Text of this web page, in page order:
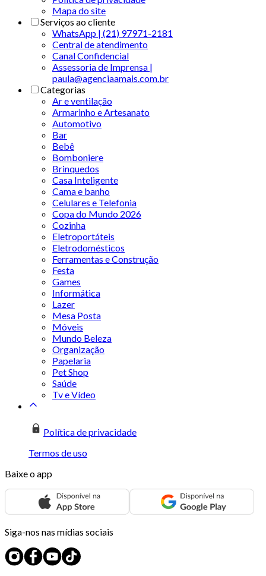
Mapa do site
Serviços ao cliente
WhatsApp | (21) 97971-2181
Central de atendimento
Canal Confidencial
Assessoria de Imprensa |
paula@agenciaamais.com.br
Categorias
Ar e ventilação
Armarinho e Artesanato
Automotivo
Bar
Bebê
Bomboniere
Brinquedos
Casa Inteligente
Cama e banho
Celulares e Telefonia
Copa do Mundo 2026
Cozinha
Eletroportáteis
Eletrodomésticos
Ferramentas e Construção
Festa
Games
Informática
Lazer
Mesa Posta
Móveis
Mundo Beleza
Organização
Papelaria
Pet Shop
Saúde
Tv e Vídeo
Política de privacidade
Termos de uso
Baixe o app
Siga-nos nas mídias sociais